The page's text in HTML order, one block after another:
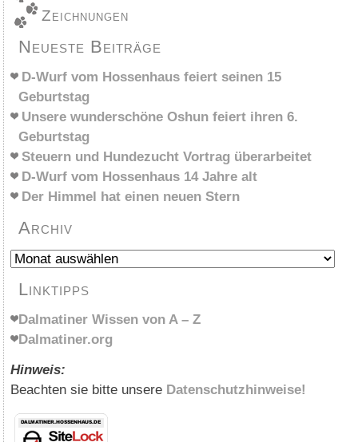
Zeichnungen
Neueste Beiträge
D-Wurf vom Hossenhaus feiert seinen 15
Geburtstag
Unsere wunderschöne Oshun feiert ihren 6.
Geburtstag
Steuern und Hundezucht Vortrag überarbeitet
D-Wurf vom Hossenhaus 14 Jahre alt
Der Himmel hat einen neuen Stern
Archiv
Archiv
Linktipps
Dalmatiner Wissen von A – Z
Dalmatiner.org
Hinweis:
Beachten sie bitte unsere Datenschutzhinweise!